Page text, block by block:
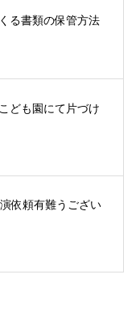
る書類の保管方法
ども園にて片づけ
依頼有難うござい